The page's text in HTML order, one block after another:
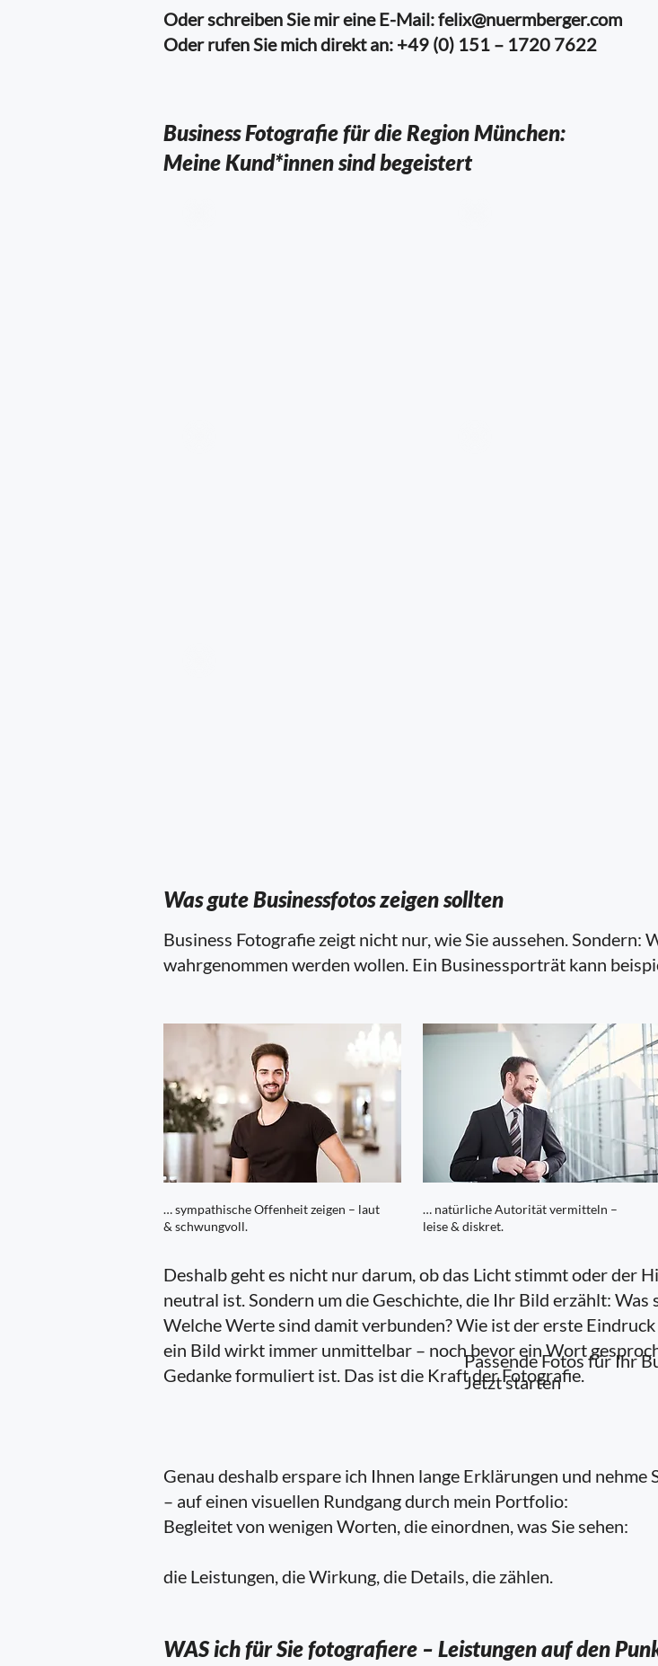
Oder schreiben Sie mir eine E-Mail:felix@nuermberger.com
Oder rufen Sie mich direkt an: +49 (0) 151 – 1720 7622
Business Fotografie für die Region München:
Meine Kund*innen sind begeistert
Was gute Businessfotos zeigen sollten
Business Fotografie zeigt nicht nur, wie Sie aussehen. Sondern:
wahrgenommen werden wollen. Ein Businessporträt kann
… sympathische Offenheit zeigen – laut
& schwungvoll.
… natürliche Autorität vermitteln –
leise & diskret.
Deshalb geht es nicht nur darum, ob das Licht stimmt oder der
neutral ist. Sondern um die Geschichte, die Ihr Bild erzählt: Was
Welche Werte sind damit verbunden? Wie ist der erste Eindruck
ein Bild wirkt immer unmittelbar – noch bevor ein Wort
Gedanke formuliert ist. Das ist die Kraft der Fotografie.
Genau deshalb erspare ich Ihnen lange Erklärungen und nehme
– auf einen visuellen Rundgang durch mein Portfolio:
Begleitet von wenigen Worten, die einordnen, was Sie sehen:
die Leistungen, die Wirkung, die Details, die zählen.
Passende Fotos für Ihr
Jetzt starten
WAS ich für Sie fotografiere – Leistungen auf den